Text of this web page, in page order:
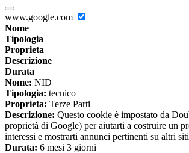
www.google.com
Nome
Tipologia
Proprieta
Descrizione
Durata
Nome: NID
Tipologia: tecnico
Proprieta: Terze Parti
Descrizione: Questo cookie è impostato da
proprietà di Google) per aiutarti a costruire un
interessi e mostrarti annunci pertinenti su altri
Durata: 6 mesi 3 giorni